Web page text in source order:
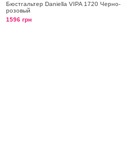
Бюстгальтер Daniella VIPA 1720 Черно-
розовый
1596 грн